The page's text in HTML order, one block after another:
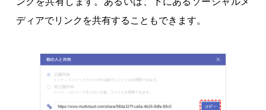
ディアでリンクを共有することもできます。